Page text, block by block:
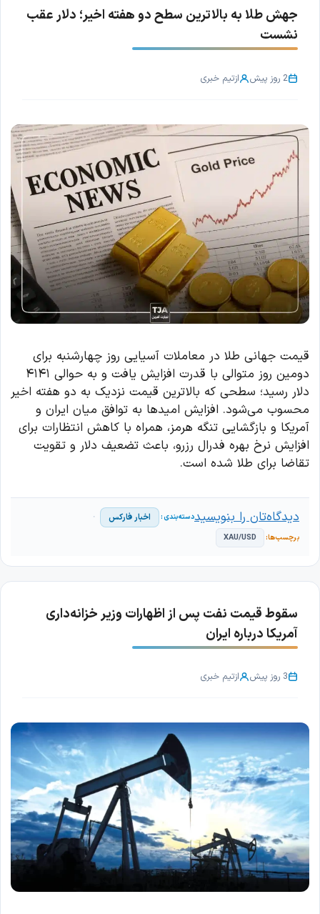
جهش طلا به بالاترین سطح دو هفته اخیر؛ دلار عقب
نشست
2 روز پیش ازتیم خبری
قیمت جهانی طلا در معاملات آسیایی روز چهارشنبه برای
دومین روز متوالی با قدرت افزایش یافت و به حوالی ۴۱۴۱
دلار رسید؛ سطحی که بالاترین قیمت نزدیک به دو هفته اخیر
محسوب می‌شود. افزایش امیدها به توافق میان ایران و
آمریکا و بازگشایی تنگه هرمز، همراه با کاهش انتظارات برای
افزایش نرخ بهره فدرال رزرو، باعث تضعیف دلار و تقویت
تقاضا برای طلا شده است.
اخبار فارکس
XAU/USD
دیدگاه‌تان را بنویسید
سقوط قیمت نفت پس از اظهارات وزیر خزانه‌داری
آمریکا درباره ایران
3 روز پیش ازتیم خبری